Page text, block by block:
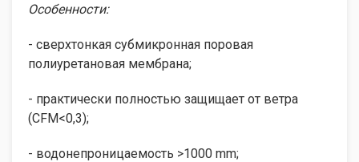
Особенности:
- сверхтонкая субмикронная поровая
полиуретановая мембрана;
- практически полностью защищает от ветра
(CFM<0,3);
- водонепроницаемость >1000 mm;